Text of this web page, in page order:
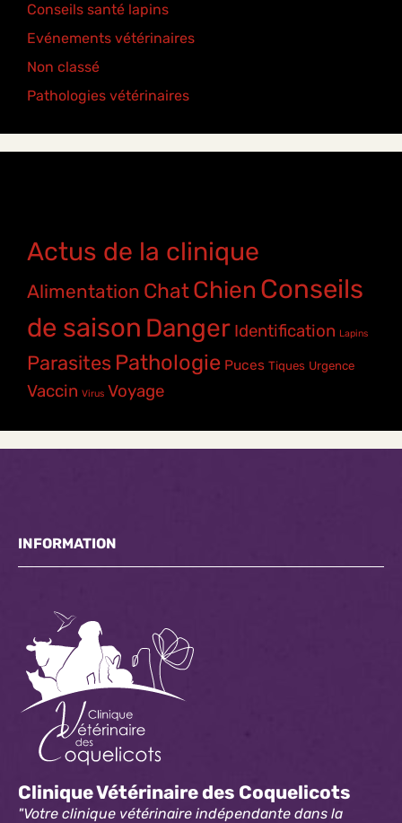
Conseils santé lapins
Evénements vétérinaires
Non classé
Pathologies vétérinaires
Actus de la clinique
Alimentation ChatChien Conseils
de saison Danger Identification Lapins
Parasites Pathologie Puces Tiques Urgence
Vaccin Virus Voyage
INFORMATION
Clinique Vétérinaire des Coquelicots
"Votre clinique vétérinaire indépendante dans la